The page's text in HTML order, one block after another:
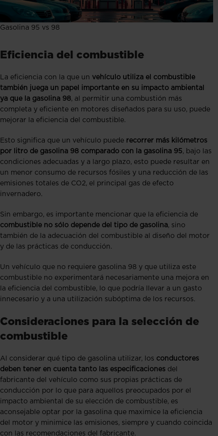
Gasolina 95 vs 98
Eficiencia del combustible
La eficiencia con la que un vehículo utiliza el combustible
también juega un papel importante en su impacto ambiental
ya que la gasolina 98, al permitir una combustión más
completa y eficiente en motores diseñados para su uso, puede
mejorar la eficiencia del combustible.
Esto significa que un vehículo puede recorrer más kilómetros
por litro de gasolina 98 comparado con la gasolina 95, bajo las
condiciones adecuadas y a largo plazo, esto puede resultar en
un menor consumo de recursos fósiles y una reducción de las
emisiones totales de CO2, el principal gas de efecto
invernadero.
Sin embargo, es importante mencionar que la eficiencia de
combustible no sólo depende del tipo de gasolina, sino
también de la adecuación del combustible al diseño del motor
y de las prácticas de conducción.
Un vehículo que no requiere gasolina 98 y que utiliza este
combustible no experimentará necesariamente una mejora en
la eficiencia del combustible, lo que podría llevar a un gasto
innecesario y a una utilización subóptima de los recursos.
Consideraciones para la selección de
combustible
Al considerar qué tipo de gasolina utilizar, los conductores
deben tener en cuenta tanto las especificaciones del
fabricante del vehículo como sus propias prácticas de
conducción por lo que para aquellos preocupados por el
impacto ambiental de su elección de combustible, es
aconsejable optar por la gasolina que maximice la eficiencia
del motor y minimice las emisiones, siempre y cuando coincida
con las recomendaciones del fabricante.